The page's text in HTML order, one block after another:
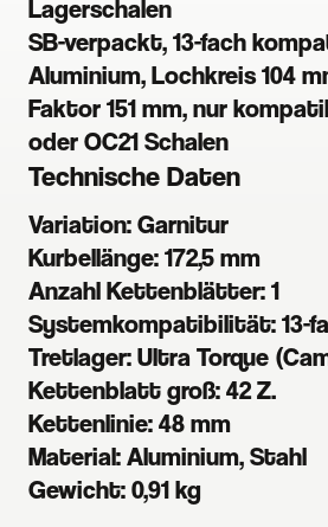
Lagerschalen
SB-verpackt, 13-fach
Aluminium, Lochkreis 104
Faktor 151 mm, nur
oder OC21 Schalen
Technische Daten
Variation:Garnitur
Kurbellänge:172,5 mm
Anzahl Kettenblätter:1
Systemkompatibilität:13-
Tretlager:Ultra Torque
Kettenblatt groß:42 Z.
Kettenlinie:48 mm
Material:Aluminium, Stahl
Gewicht:0,91 kg